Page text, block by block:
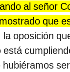
al señor
que
oposición
está